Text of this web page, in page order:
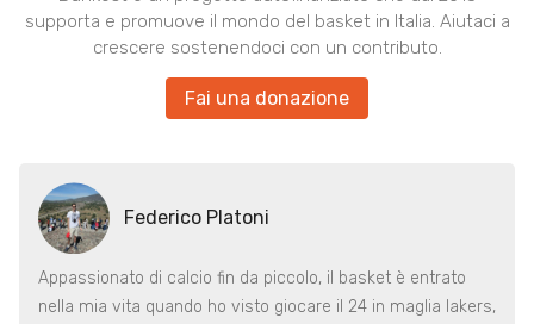
supporta e promuove il mondo del basket in Italia. Aiutaci a
crescere sostenendoci con un contributo.
Fai una donazione
Federico Platoni
Appassionato di calcio fin da piccolo, il basket è entrato
nella mia vita quando ho visto giocare il 24 in maglia lakers,